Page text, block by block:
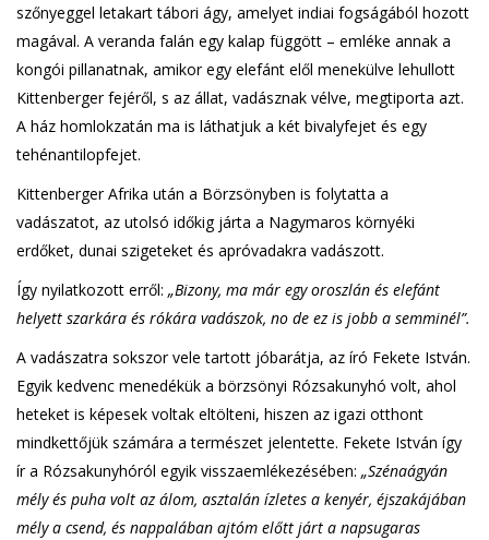
szőnyeggel letakart tábori ágy, amelyet indiai fogságából hozott
magával. A veranda falán egy kalap függött – emléke annak a
kongói pillanatnak, amikor egy elefánt elől menekülve lehullott
Kittenberger fejéről, s az állat, vadásznak vélve, megtiporta azt.
A ház homlokzatán ma is láthatjuk a két bivalyfejet és egy
tehénantilopfejet.
Kittenberger Afrika után a Börzsönyben is folytatta a
vadászatot, az utolsó időkig járta a Nagymaros környéki
erdőket, dunai szigeteket és apróvadakra vadászott.
Így nyilatkozott erről: „Bizony, ma már egy oroszlán és elefánt
helyett szarkára és rókára vadászok, no de ez is jobb a semminél”.
A vadászatra sokszor vele tartott jóbarátja, az író Fekete István.
Egyik kedvenc menedékük a börzsönyi Rózsakunyhó volt, ahol
heteket is képesek voltak eltölteni, hiszen az igazi otthont
mindkettőjük számára a természet jelentette. Fekete István így
ír a Rózsakunyhóról egyik visszaemlékezésében: „Szénaágyán
mély és puha volt az álom, asztalán ízletes a kenyér, éjszakájában
mély a csend, és nappalában ajtóm előtt járt a napsugaras